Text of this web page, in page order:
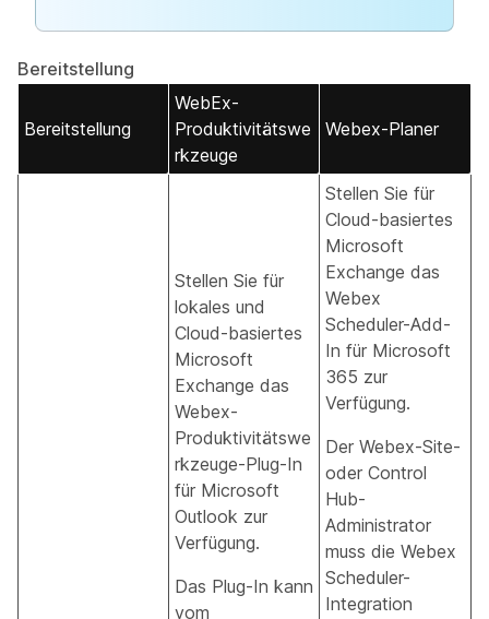
Bereitstellung
Bereitstellung
WebEx-
Produktivitätswe
rkzeuge
Webex-Planer
Stellen Sie für
lokales und
Cloud-basiertes
Microsoft
Exchange das
Webex-
Produktivitätswe
rkzeuge-Plug-In
für Microsoft
Outlook zur
Verfügung.
Das Plug-In kann
vom
Stellen Sie für
Cloud-basiertes
Microsoft
Exchange das
Webex
Scheduler-Add-
In für Microsoft
365 zur
Verfügung.
Der Webex-Site-
oder Control
Hub-
Administrator
muss die Webex
Scheduler-
Integration